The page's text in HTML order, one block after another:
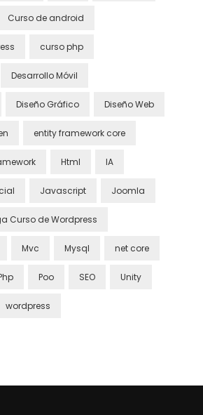
Curso de android
curso php
Desarrollo Móvil
Diseño Gráfico Diseño Web
entity framework core
Html IA
Javascript Joomla
Curso de Wordpress
Mvc Mysql net core
Poo SEO Unity
wordpress